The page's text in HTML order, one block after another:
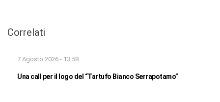
Correlati
7 Agosto 2026 - 13:58
Una call per il logo del “Tartufo Bianco Serrapotamo”